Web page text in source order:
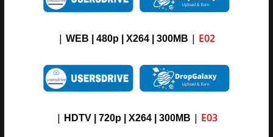
| WEB | 480p | X264 | 300MB | E02
| HDTV | 720p | X264 | 300MB | E03